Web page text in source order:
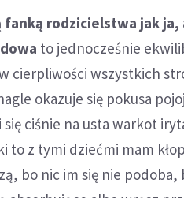
fanką rodzicielstwa jak
to jednocześnie
cierpliwości wszystkich
okazuje się pokusa
ciśnie na usta warkot
z tymi dziećmi mam
bo nic im się nie